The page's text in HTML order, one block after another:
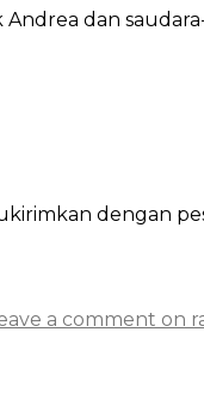
dan
dengan
a comment on